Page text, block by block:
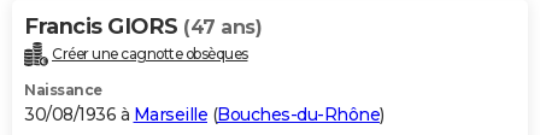
Francis GIORS (47 ans)
Créer une cagnotte obsèques
Naissance
30/08/1936 à Marseille (Bouches-du-Rhône)